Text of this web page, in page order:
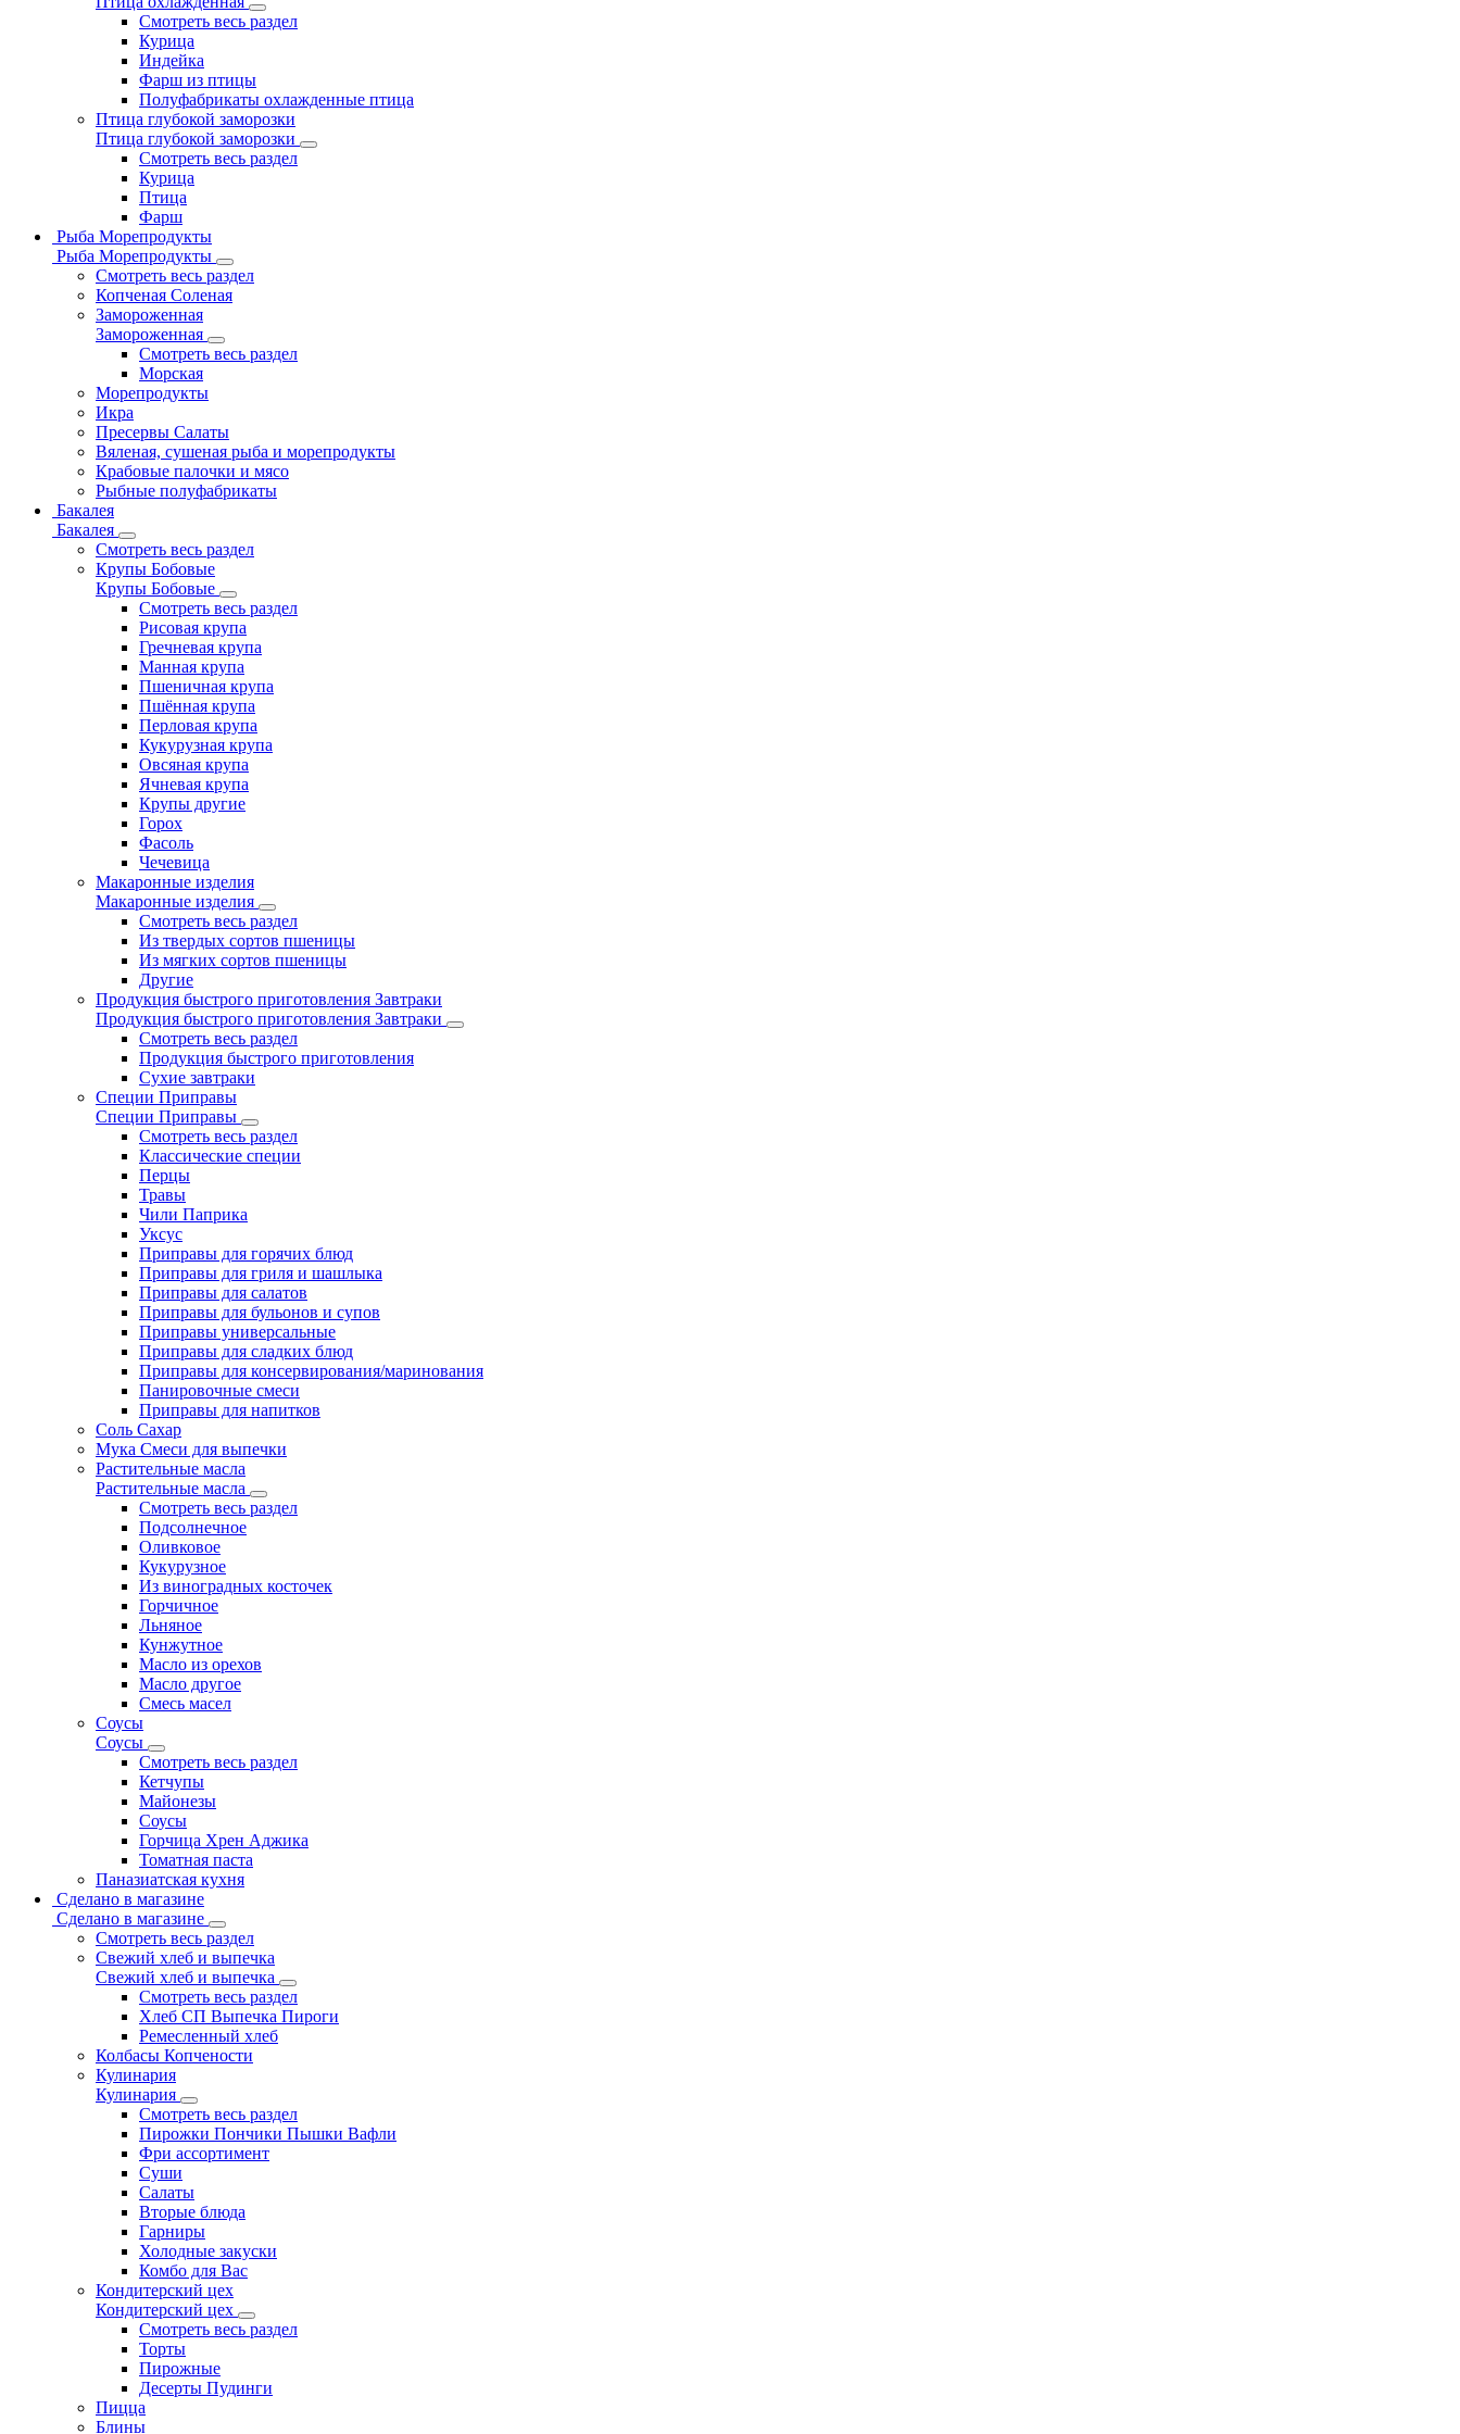
Смотреть весь раздел
Курица
Индейка
Фарш из птицы
Полуфабрикаты охлажденные птица
Птица глубокой заморозки
Птица глубокой заморозки
Смотреть весь раздел
Курица
Птица
Фарш
Рыба Морепродукты
Рыба Морепродукты
Смотреть весь раздел
Копченая Соленая
Замороженная
Замороженная
Смотреть весь раздел
Морская
Морепродукты
Икра
Пресервы Салаты
Вяленая, сушеная рыба и морепродукты
Крабовые палочки и мясо
Рыбные полуфабрикаты
Бакалея
Бакалея
Смотреть весь раздел
Крупы Бобовые
Крупы Бобовые
Смотреть весь раздел
Рисовая крупа
Гречневая крупа
Манная крупа
Пшеничная крупа
Пшённая крупа
Перловая крупа
Кукурузная крупа
Овсяная крупа
Ячневая крупа
Крупы другие
Горох
Фасоль
Чечевица
Макаронные изделия
Макаронные изделия
Смотреть весь раздел
Из твердых сортов пшеницы
Из мягких сортов пшеницы
Другие
Продукция быстрого приготовления Завтраки
Продукция быстрого приготовления Завтраки
Смотреть весь раздел
Продукция быстрого приготовления
Сухие завтраки
Специи Приправы
Специи Приправы
Смотреть весь раздел
Классические специи
Перцы
Травы
Чили Паприка
Уксус
Приправы для горячих блюд
Приправы для гриля и шашлыка
Приправы для салатов
Приправы для бульонов и супов
Приправы универсальные
Приправы для сладких блюд
Приправы для консервирования/маринования
Панировочные смеси
Приправы для напитков
Соль Сахар
Мука Смеси для выпечки
Растительные масла
Растительные масла
Смотреть весь раздел
Подсолнечное
Оливковое
Кукурузное
Из виноградных косточек
Горчичное
Льняное
Кунжутное
Масло из орехов
Масло другое
Смесь масел
Соусы
Соусы
Смотреть весь раздел
Кетчупы
Майонезы
Соусы
Горчица Хрен Аджика
Томатная паста
Паназиатская кухня
Сделано в магазине
Сделано в магазине
Смотреть весь раздел
Свежий хлеб и выпечка
Свежий хлеб и выпечка
Смотреть весь раздел
Хлеб СП Выпечка Пироги
Ремесленный хлеб
Колбасы Копчености
Кулинария
Кулинария
Смотреть весь раздел
Пирожки Пончики Пышки Вафли
Фри ассортимент
Суши
Салаты
Вторые блюда
Гарниры
Холодные закуски
Комбо для Вас
Кондитерский цех
Кондитерский цех
Смотреть весь раздел
Торты
Пирожные
Десерты Пудинги
Пицца
Блины